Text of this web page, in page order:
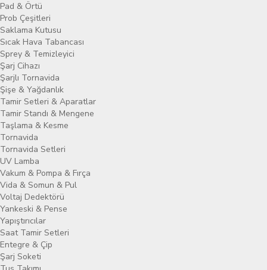
Pad & Örtü
Prob Çeşitleri
Saklama Kutusu
Sıcak Hava Tabancası
Sprey & Temizleyici
Şarj Cihazı
Şarjlı Tornavida
Şişe & Yağdanlık
Tamir Setleri & Aparatlar
Tamir Standı & Mengene
Taşlama & Kesme
Tornavida
Tornavida Setleri
UV Lamba
Vakum & Pompa & Fırça
Vida & Somun & Pul
Voltaj Dedektörü
Yankeski & Pense
Yapıştırıcılar
Saat Tamir Setleri
Entegre & Çip
Şarj Soketi